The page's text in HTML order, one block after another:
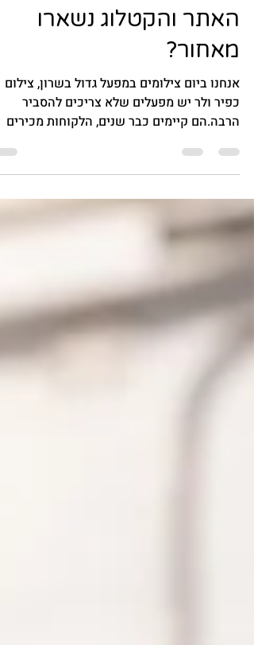
שלכם מתקדם, אז למה
האתר והקטלוג נשארו
מאחור?
אנחנו ביום צילומים במפעל גדול בשרון, צילום
כפיר ולר יש מפעלים שלא צריכים להסביר
הרבה.הם קיימים כבר שנים, הלקוחות מכירים
אותם, העבודה נכנסת מפה לאוזן, המכונות
לקנות בכסף. אבל דווקא כאן מתחילה השאלה
החשובה באמת: האם מי שפוגש את המפעל
שלכם מבחוץ מבין תוך כמה שניות כמה אתם
וחברות גדולות בודקים כמעט כל דבר בגוגל
שהם יוצרים קשר, גם מפעל ותיק כבר לא יכול
להסתמך רק על מוניטין ישן.היום מיתוג מפעל